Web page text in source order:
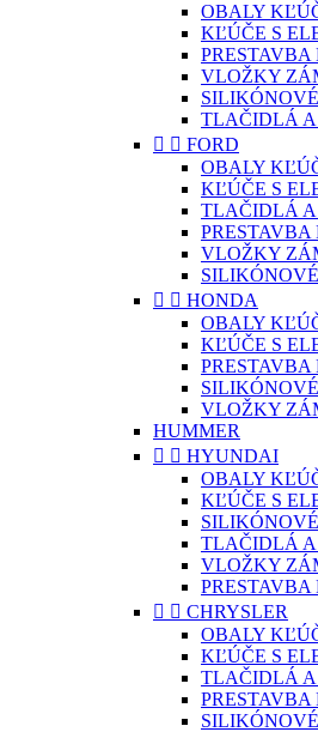
OBALY
KĽÚČE S
VLOŽKY
TLAČIDLÁ
  FORD
OBALY
KĽÚČE S
TLAČIDLÁ
VLOŽKY
  HONDA
OBALY
KĽÚČE S
VLOŽKY
HUMMER
  HYUNDAI
OBALY
KĽÚČE S
TLAČIDLÁ
VLOŽKY
  CHRYSLER
OBALY
KĽÚČE S
TLAČIDLÁ